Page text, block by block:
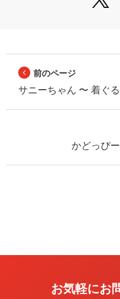
前のページ
サニーちゃん 〜 着ぐ
かどっぴ
お気軽にお